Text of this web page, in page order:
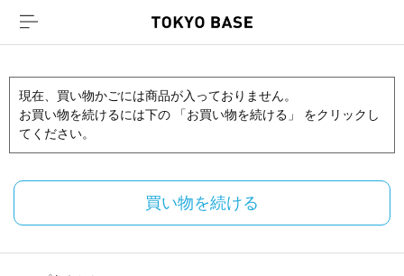
現在、買い物かごには商品が入っておりません。
お買い物を続けるには下の 「お買い物を続ける」 をクリックし
てください。
買い物を続ける